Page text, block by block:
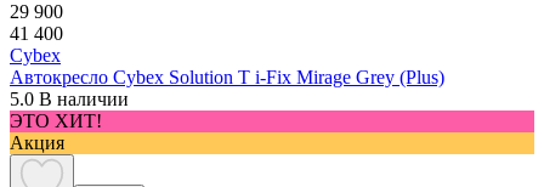
29 900
41 400
Cybex
Автокресло Cybex Solution T i-Fix Mirage Grey (Plus)
5.0 В наличии
ЭТО ХИТ!
Акция